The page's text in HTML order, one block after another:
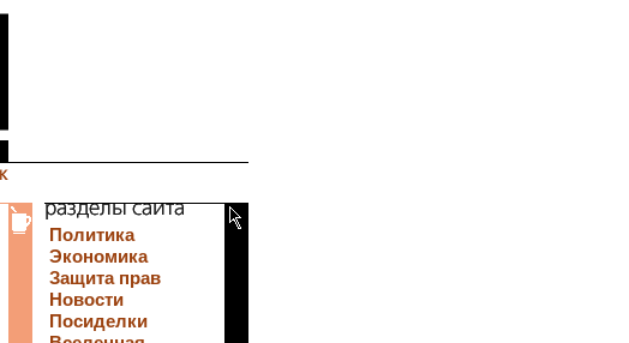
Политика
Экономика
Защита прав
Новости
Посиделки